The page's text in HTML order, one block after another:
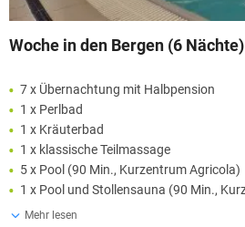
Woche in den Bergen (6 Nächte)
7 x Übernachtung mit Halbpension
1 x Perlbad
1 x Kräuterbad
1 x klassische Teilmassage
5 x Pool (90 Min., Kurzentrum Agricola)
1 x Pool und Stollensauna (90 Min.,
Mehr lesen